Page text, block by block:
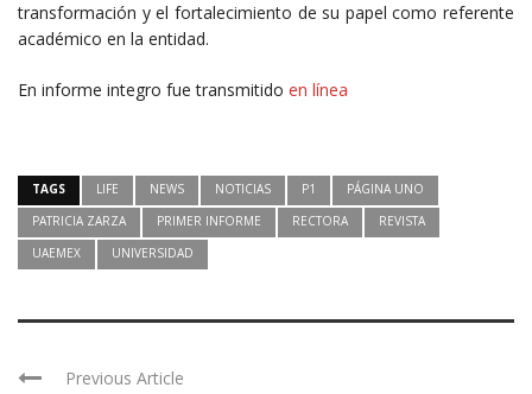
transformación y el fortalecimiento de su papel como referente
académico en la entidad.
En informe integro fue transmitido en línea
TAGS LIFE NEWS NOTICIAS P1
PÁGINA UNO
PATRICIA ZARZA
PRIMER INFORME RECTORA
REVISTA
UAEMEX
UNIVERSIDAD
Previous Article